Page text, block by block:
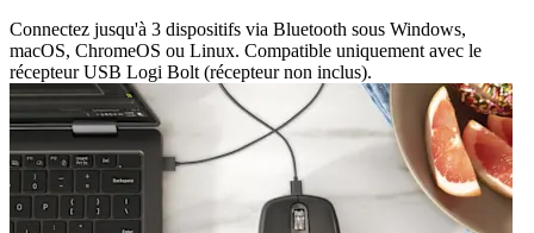
Connectez jusqu'à 3 dispositifs via Bluetooth sous Windows,
macOS, ChromeOS ou Linux. Compatible uniquement avec le
récepteur USB Logi Bolt (récepteur non inclus).